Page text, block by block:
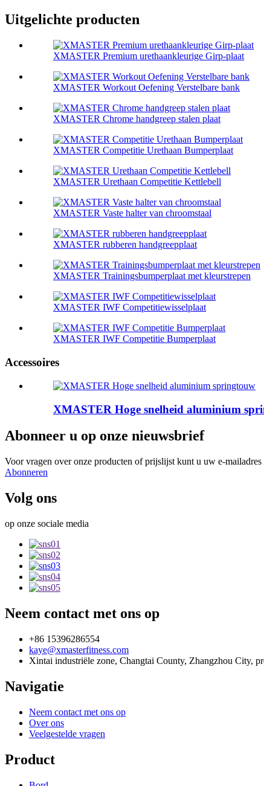
Uitgelichte producten
XMASTER Premium urethaankleurige Girp-plaat
XMASTER Workout Oefening Verstelbare bank
XMASTER Chrome handgreep stalen plaat
XMASTER Competitie Urethaan Bumperplaat
XMASTER Urethaan Competitie Kettlebell
XMASTER Vaste halter van chroomstaal
XMASTER rubberen handgreepplaat
XMASTER Trainingsbumperplaat met kleurstrepen
XMASTER IWF Competitiewisselplaat
XMASTER IWF Competitie Bumperplaat
Accessoires
XMASTER Hoge snelheid aluminium
Abonneer u op onze nieuwsbrief
Voor vragen over onze producten of prijslijst kunt u uw e-
Abonneren
Volg ons
op onze sociale media
Neem contact met ons op
+86 15396286554
kaye@xmasterfitness.com
Xintai industriële zone, Changtai County, Zhangzhou City,
Navigatie
Neem contact met ons op
Over ons
Veelgestelde vragen
Product